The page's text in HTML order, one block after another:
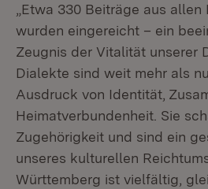
„Etwa 330 Beiträge aus
wurden eingereicht – ein
Zeugnis der Vitalität unserer
Dialekte sind weit mehr als
Ausdruck von Identität,
Heimatverbundenheit. Sie
Zugehörigkeit und sind ein
unseres kulturellen
Württemberg ist vielfältig,